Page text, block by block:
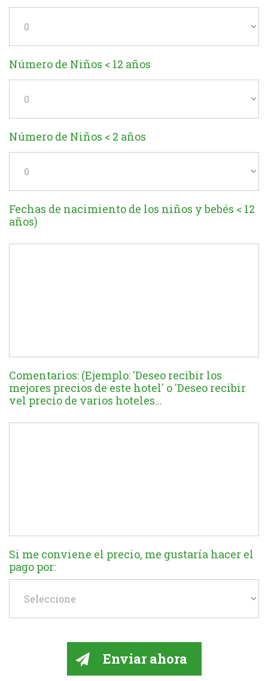
Número de Niños < 12 años
Número de Niños < 2 años
Fechas de nacimiento de los niños y bebés < 12
años)
Comentarios: (Ejemplo: 'Deseo recibir los
mejores precios de este hotel' o 'Deseo recibir
vel precio de varios hoteles...
Si me conviene el precio, me gustaría hacer el
pago por: